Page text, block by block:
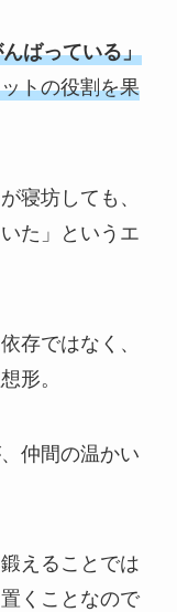
ばっている」
トの役割を果
寝坊しても、
た」というエ
存ではなく、
形。
仲間の温かい
えることでは
くことなので